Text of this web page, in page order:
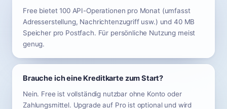
Free bietet 100 API-Operationen pro Monat (umfasst
Adresserstellung, Nachrichtenzugriff usw.) und 40 MB
Speicher pro Postfach. Für persönliche Nutzung meist
genug.
Brauche ich eine Kreditkarte zum Start?
Nein. Free ist vollständig nutzbar ohne Konto oder
Zahlungsmittel. Upgrade auf Pro ist optional und wird